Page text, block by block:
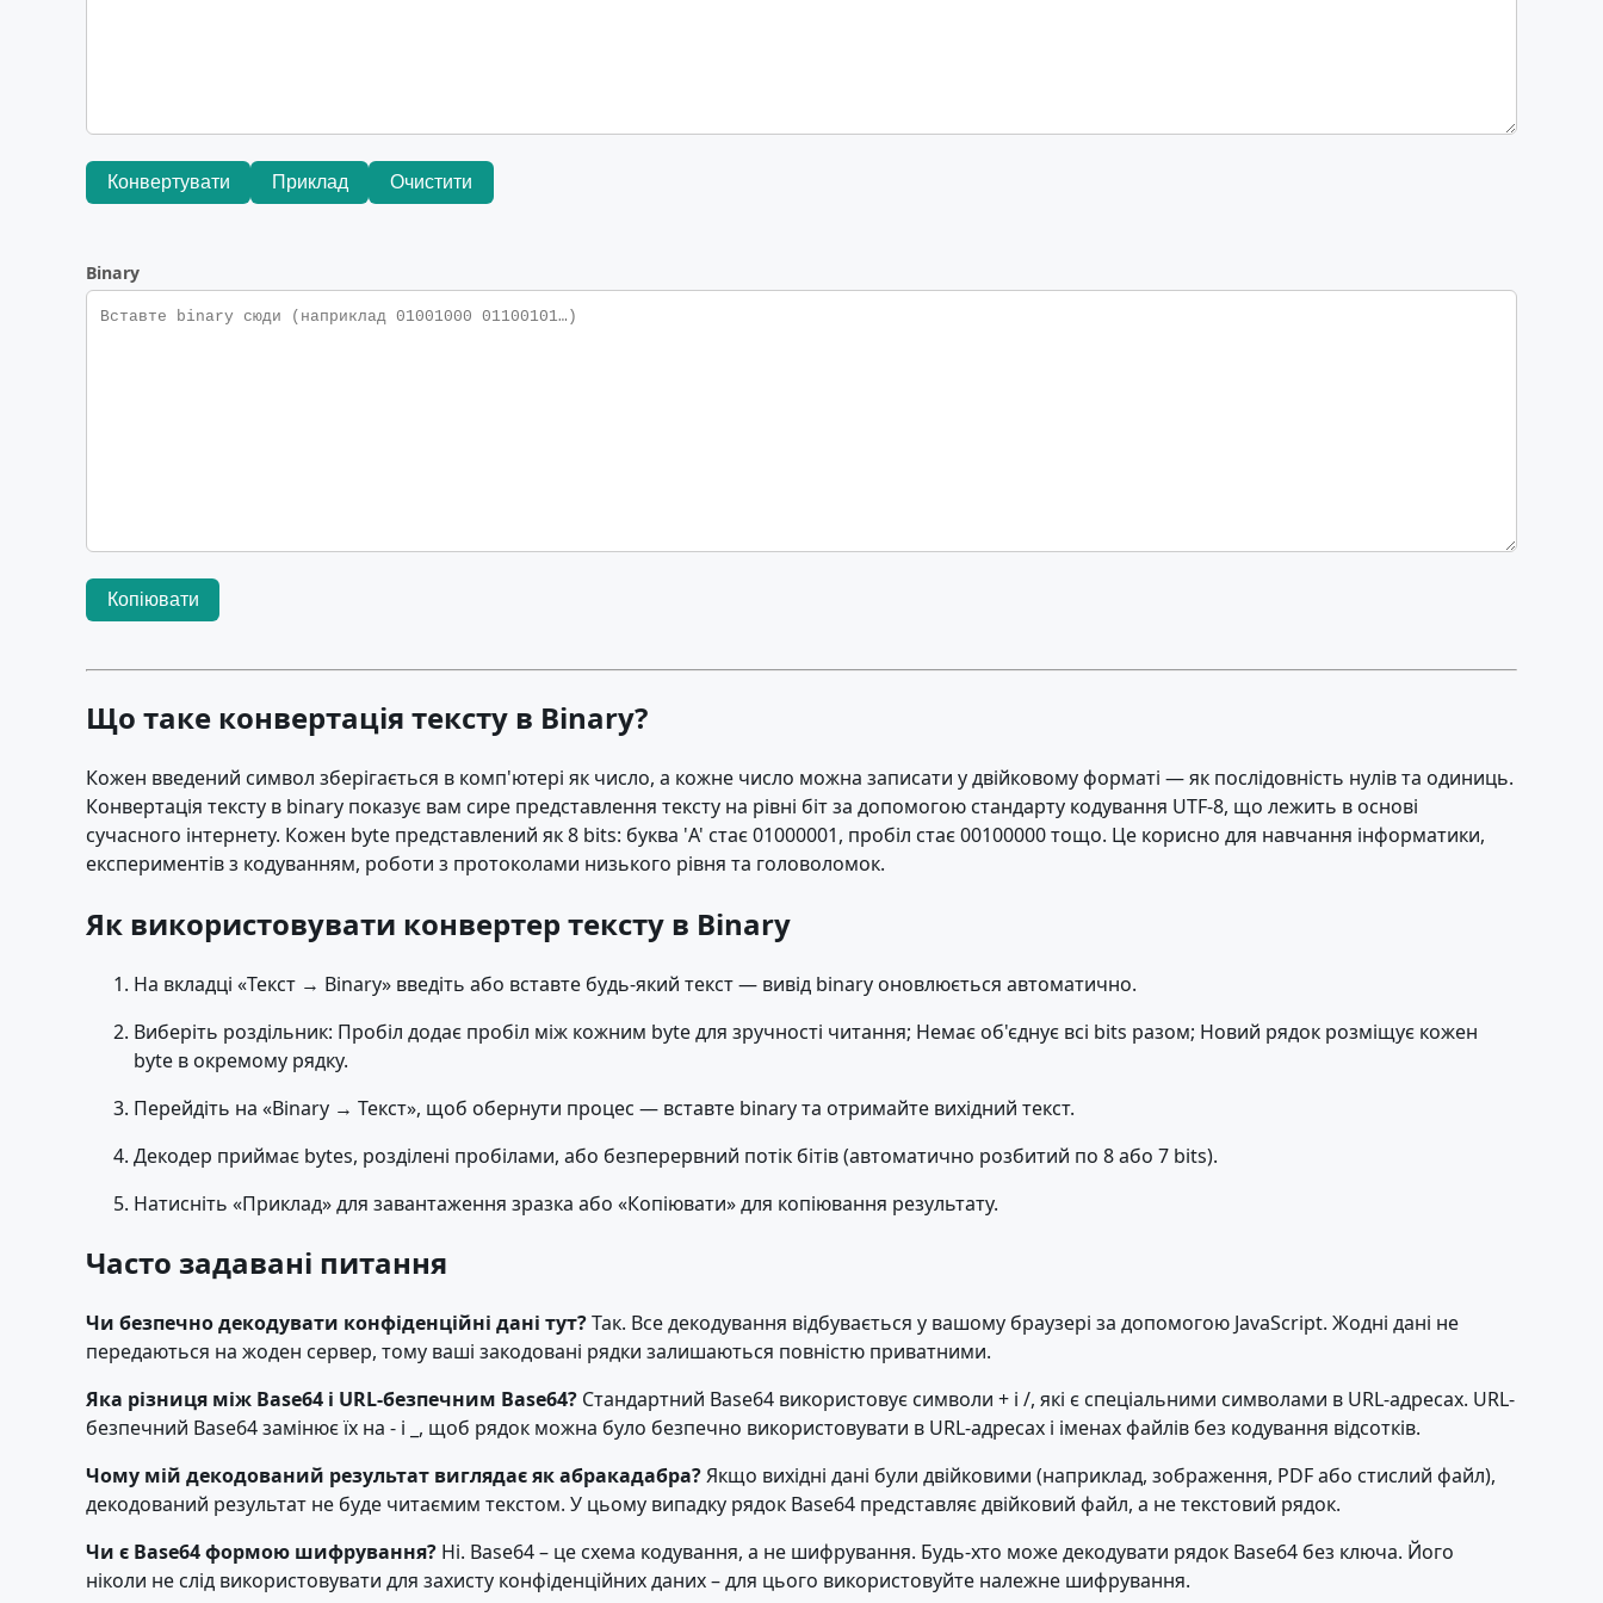
Конвертувати Приклад Очистити
Binary
Копіювати
Що таке конвертація тексту в Binary?
Кожен введений символ зберігається в комп'ютері як число, а кожне число можна записати у двійковому форматі — як послідовність нулів та одиниць.
Конвертація тексту в binary показує вам сире представлення тексту на рівні біт за допомогою стандарту кодування UTF-8, що лежить в основі
сучасного інтернету. Кожен byte представлений як 8 bits: буква 'A' стає 01000001, пробіл стає 00100000 тощо. Це корисно для навчання інформатики,
експериментів з кодуванням, роботи з протоколами низького рівня та головоломок.
Як використовувати конвертер тексту в Binary
На вкладці «Текст → Binary» введіть або вставте будь-який текст — вивід binary оновлюється автоматично.
Виберіть роздільник: Пробіл додає пробіл між кожним byte для зручності читання; Немає об'єднує всі bits разом; Новий рядок розміщує кожен
byte в окремому рядку.
Перейдіть на «Binary → Текст», щоб обернути процес — вставте binary та отримайте вихідний текст.
Декодер приймає bytes, розділені пробілами, або безперервний потік бітів (автоматично розбитий по 8 або 7 bits).
Натисніть «Приклад» для завантаження зразка або «Копіювати» для копіювання результату.
Часто задавані питання
Чи безпечно декодувати конфіденційні дані тут?Так. Все декодування відбувається у вашому браузері за допомогою JavaScript. Жодні дані не
передаються на жоден сервер, тому ваші закодовані рядки залишаються повністю приватними.
Яка різниця між Base64 і URL-безпечним Base64? Стандартний Base64 використовує символи + і /, які є спеціальними символами в URL-адресах. URL-
безпечний Base64 замінює їх на - і _, щоб рядок можна було безпечно використовувати в URL-адресах і іменах файлів без кодування відсотків.
Чому мій декодований результат виглядає як абракадабра?Якщо вихідні дані були двійковими (наприклад, зображення, PDF або стислий файл),
декодований результат не буде читаємим текстом. У цьому випадку рядок Base64 представляє двійковий файл, а не текстовий рядок.
Чи є Base64 формою шифрування? Ні. Base64 – це схема кодування, а не шифрування. Будь-хто може декодувати рядок Base64 без ключа. Його
ніколи не слід використовувати для захисту конфіденційних даних – для цього використовуйте належне шифрування.